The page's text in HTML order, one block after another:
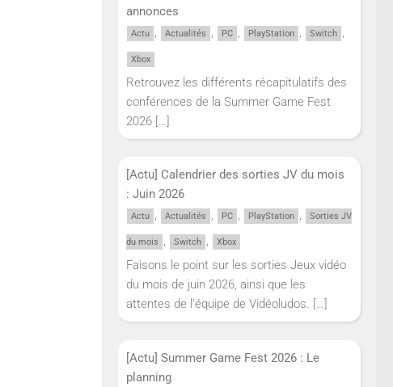
annonces
Actu , Actualités , PC , PlayStation , Switch ,
Xbox
Retrouvez les différents récapitulatifs des
conférences de la Summer Game Fest
2026 […]
[Actu] Calendrier des sorties JV du mois
: Juin 2026
Actu , Actualités , PC , PlayStation , Sorties JV
du mois , Switch , Xbox
Faisons le point sur les sorties Jeux vidéo
du mois de juin 2026, ainsi que les
attentes de l'équipe de Vidéoludos. […]
[Actu] Summer Game Fest 2026 : Le
planning